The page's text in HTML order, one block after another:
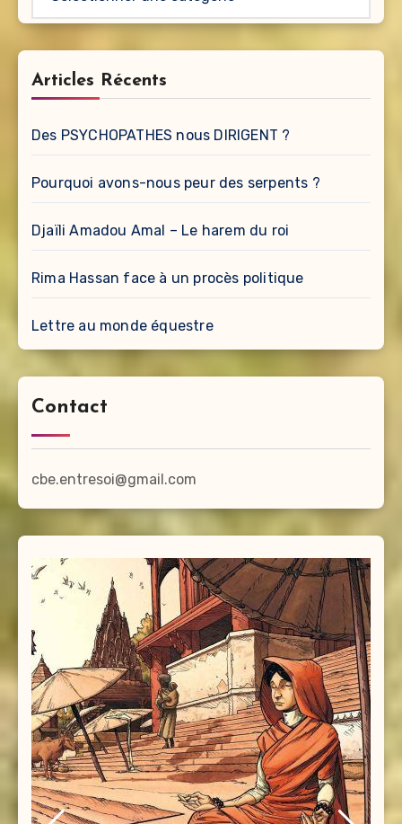
Articles Récents
Des PSYCHOPATHES nous DIRIGENT ?
Pourquoi avons-nous peur des serpents ?
Djaïli Amadou Amal – Le harem du roi
Rima Hassan face à un procès politique
Lettre au monde équestre
Contact
cbe.entresoi@gmail.com